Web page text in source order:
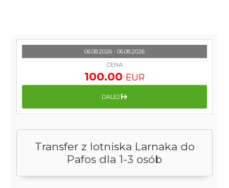
Transfer z lotniska Larnaka do
Pafos dla 1-3 osób
06.08.2026 - 06.08.2026
CENA
100.00 EUR
DALEJ